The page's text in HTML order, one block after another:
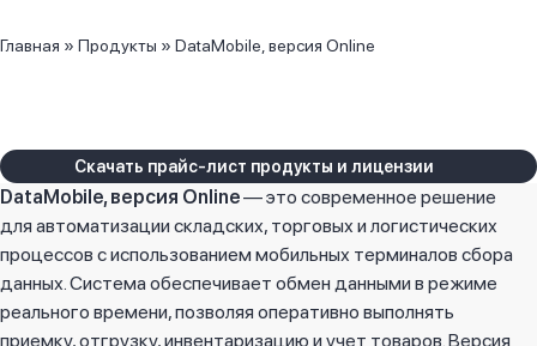
Главная » Продукты » DataMobile, версия Online
Скачать прайс-лист продукты и лицензии
DataMobile, версия Online— это современное решение
для автоматизации складских, торговых и логистических
процессов с использованием мобильных терминалов сбора
данных. Система обеспечивает обмен данными в режиме
реального времени, позволяя оперативно выполнять
приемку, отгрузку, инвентаризацию и учет товаров. Версия